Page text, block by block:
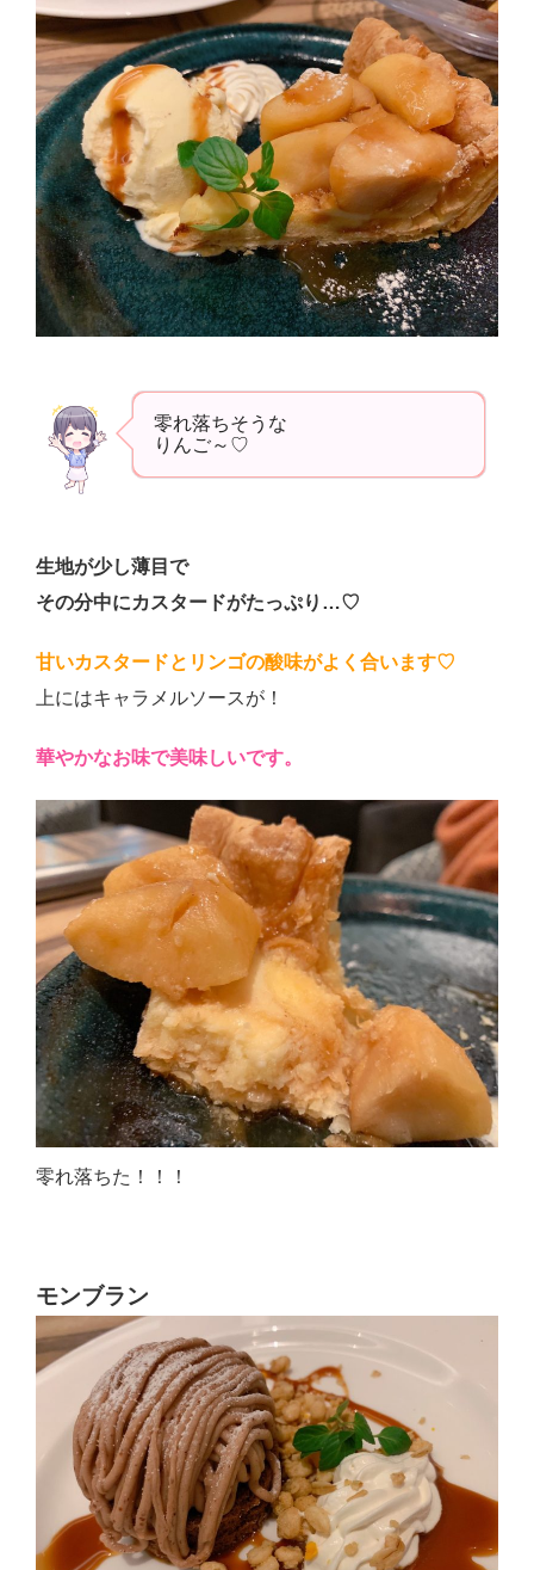
零れ落ちそうな
りんご～♡
生地が少し薄目で
その分中にカスタードがたっぷり…♡
甘いカスタードとリンゴの酸味がよく合います♡
上にはキャラメルソースが！
華やかなお味で美味しいです。
零れ落ちた！！！
モンブラン